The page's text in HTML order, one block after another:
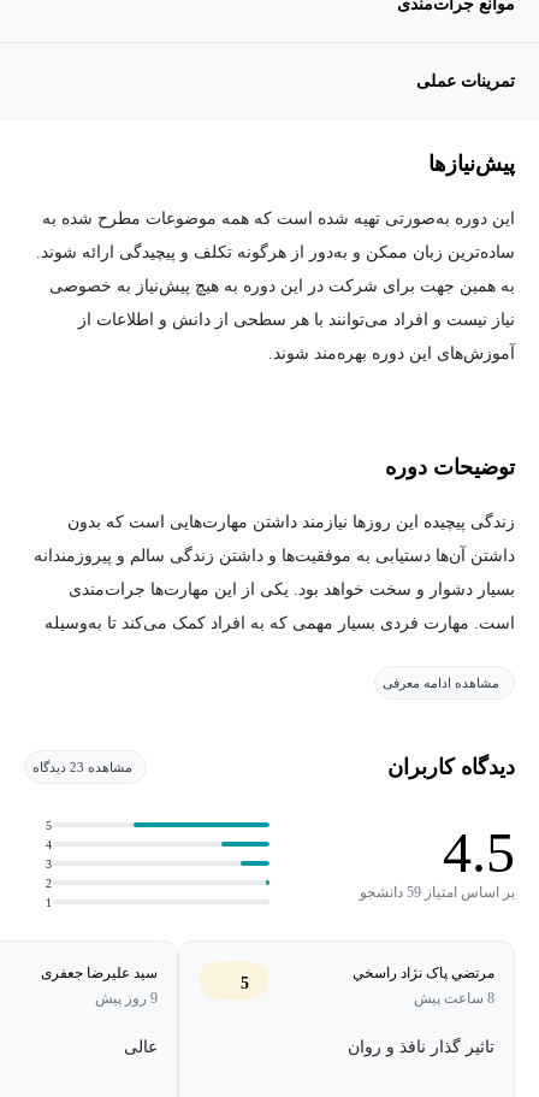
موانع جرات‌مندی
تمرینات عملی
پیش‌نیاز‌ها
این دوره به‌صورتی تهیه شده است که همه موضوعات مطرح شده به
ساده‌ترین زبان ممکن و به‌دور از هرگونه تکلف و پیچیدگی ارائه شوند.
به همین جهت برای شرکت در این دوره به هیچ پیش‌نیاز به خصوصی
نیاز نیست و افراد می‌توانند با هر سطحی از دانش و اطلاعات از
آموزش‌های این دوره بهره‌مند شوند.
توضیحات دوره
زندگی پیچیده این روزها نیازمند داشتن مهارت‌هایی است که بدون
داشتن آن‌ها دستیابی به موفقیت‌ها و داشتن زندگی سالم و پیروزمندانه
بسیار دشوار و سخت خواهد بود. یکی از این مهارت‌ها جرات‌مندی
است. مهارت فردی بسیار مهمی که به افراد کمک می‌کند تا به‌وسیله
آموزش مهارت جرات‌مندی به کودکان و مباحث پیرامون آن می‌تواند
برای آن‌ها باشد.
در دوره آموزش جرات‌مندی همراه با کوچینگ دررابطه‌با مسائل
گوناگونی مثل ویژگی‌های فکری و رفتاری افراد جرات‌مند، تفاوت بین
سبک‌های ارتباطی منفعل، پرخاشگری و جرات‌مندی، آموزش زبان بدن
مشابه داخلی یا خارجی دیگری نیست و همه مباحث آموزشی مطرح
سال‌های متمادی از برجسته‌ترین اساتید ایرانی و خارجی فراگرفته
مشاهده ادامه معرفی
دیدگاه کاربران مشاهده 23 دیدگاه
4.5
بر اساس امتیاز 59 دانشجو
1
2
3
4
5
مرتضي پاک نژاد راسخي
8 ساعت پیش
5
تاثیر گذار نافذ و روان
سید علیرضا جعفری
9 روز پیش
عالی